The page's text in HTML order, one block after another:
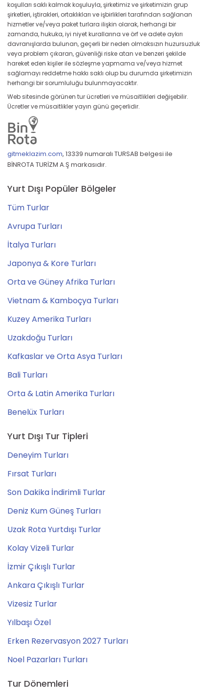
koşulları saklı kalmak koşuluyla, şirketimiz ve şirketimizin grup
şirketleri, iştirakleri, ortaklıkları ve işbirlikleri tarafından sağlanan
hizmetler ve/veya paket turlara ilişkin olarak, herhangi bir
zamanda, hukuka, iyi niyet kurallarına ve örf ve adete aykırı
davranışlarda bulunan, geçerli bir neden olmaksızın huzursuzluk
veya problem çıkaran, güvenliği riske atan ve benzeri şekilde
hareket eden kişiler ile sözleşme yapmama ve/veya hizmet
sağlamayı reddetme hakkı saklı olup bu durumda şirketimizin
herhangi bir sorumluluğu bulunmayacaktır.
Web sitesinde görünen tur ücretleri ve müsaitlikleri değişebilir.
Ücretler ve müsaitlikler yayın günü geçerlidir.
gitmeklazim.com, 13339 numaralı TURSAB belgesi ile
BİNROTA TURİZM A.Ş markasıdır.
Yurt Dışı Popüler Bölgeler
Tüm Turlar
Avrupa Turları
İtalya Turları
Japonya & Kore Turları
Orta ve Güney Afrika Turları
Vietnam & Kamboçya Turları
Kuzey Amerika Turları
Uzakdoğu Turları
Kafkaslar ve Orta Asya Turları
Bali Turları
Orta & Latin Amerika Turları
Benelüx Turları
Yurt Dışı Tur Tipleri
Deneyim Turları
Fırsat Turları
Son Dakika İndirimli Turlar
Deniz Kum Güneş Turları
Uzak Rota Yurtdışı Turlar
Kolay Vizeli Turlar
İzmir Çıkışlı Turlar
Ankara Çıkışlı Turlar
Vizesiz Turlar
Yılbaşı Özel
Erken Rezervasyon 2027 Turları
Noel Pazarları Turları
Tur Dönemleri